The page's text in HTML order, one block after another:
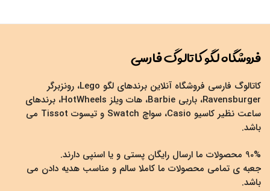
فروشگاه لگو کاتالوگ فارسی
کاتالوگ فارسی فروشگاه آنلاین برندهای لگو Lego، رونزبرگر
Ravensburger، باربی Barbie، هات ویلز HotWheels، برندهای
ساعت نظیر کاسیو Casio، سواچ Swatch و تیسوت Tissot می
باشد.
90% محصولات ما ارسال رایگان پستی و یا اسنپی دارند.
جعبه ی تمامی محصولات ما کاملا سالم و مناسب هدیه دادن می
باشد.